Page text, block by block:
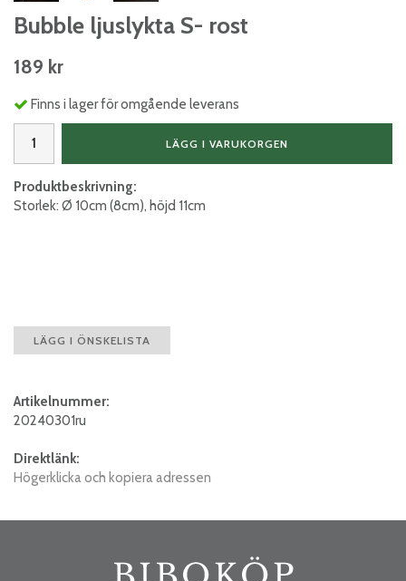
Bubble ljuslykta S- rost
189 kr
Finns i lager för omgående leverans
LÄGG I VARUKORGEN
Produktbeskrivning:
Storlek: Ø 10cm (8cm), höjd 11cm
LÄGG I ÖNSKELISTA
Artikelnummer:
20240301ru
Direktlänk:
Högerklicka och kopiera adressen